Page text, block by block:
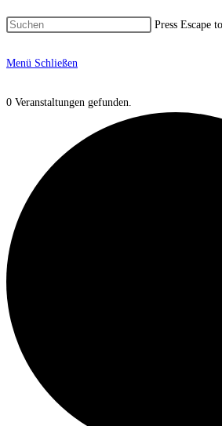
Press Escape
Menü Schließen
0 Veranstaltungen gefunden.